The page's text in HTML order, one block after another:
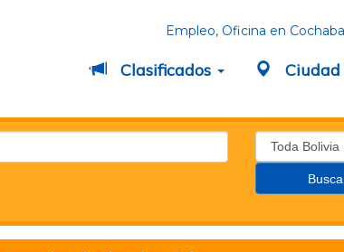
Empleo, Oficina en
Clasificados Ciudad